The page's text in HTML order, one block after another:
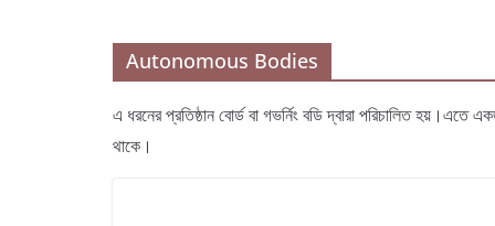
Autonomous Bodies
এ ধরনের প্রতিষ্ঠান বোর্ড বা গভর্নিং বডি দ্বারা পরিচালিত হয়।এতে
থাকে।